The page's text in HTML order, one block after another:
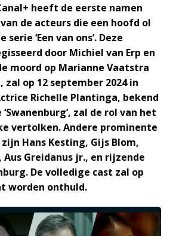
Canal+ heeft de eerste namen
de acteurs die een hoofd ol
‘Een van ons’. Deze
door Michiel van Erp en
moord op Marianne Vaatstra
zal op 12 september 2024 in
Richelle Plantinga, bekend
zal de rol van het
vertolken. Andere prominente
Hans Kesting, Gijs Blom,
Greidanus jr., en rijzende
De volledige cast zal op
worden onthuld.